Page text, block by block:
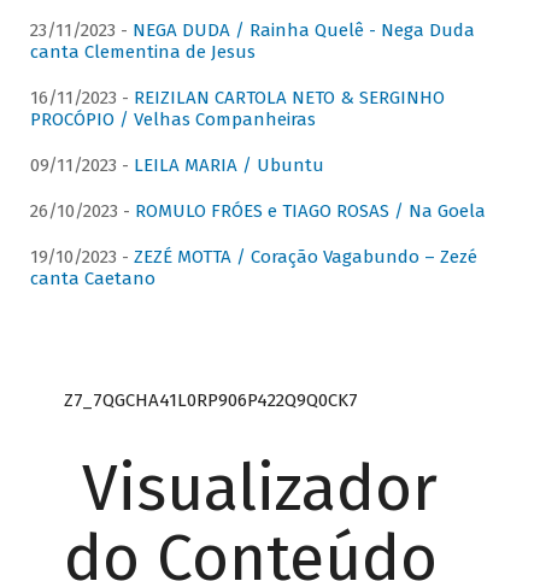
23/11/2023 - NEGA DUDA / Rainha Quelê - Nega Duda
canta Clementina de Jesus
16/11/2023 - REIZILAN CARTOLA NETO & SERGINHO
PROCÓPIO / Velhas Companheiras
09/11/2023 - LEILA MARIA / Ubuntu
26/10/2023 - ROMULO FRÓES e TIAGO ROSAS / Na Goela
19/10/2023 - ZEZÉ MOTTA / Coração Vagabundo – Zezé
canta Caetano
Z7_7QGCHA41L0RP906P422Q9Q0CK7
Visualizador
do Conteúdo